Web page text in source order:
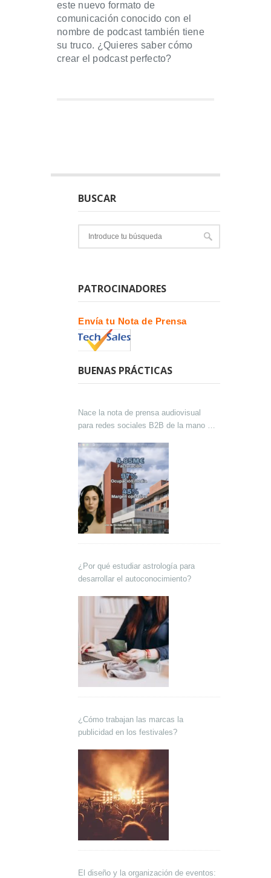
este nuevo formato de
comunicación conocido con el
nombre de podcast también tiene
su truco. ¿Quieres saber cómo
crear el podcast perfecto?
BUSCAR
PATROCINADORES
Envía tu Nota de Prensa
BUENAS PRÁCTICAS
Nace la nota de prensa audiovisual
para redes sociales B2B de la mano de
¿Por qué estudiar astrología para
desarrollar el autoconocimiento?
¿Cómo trabajan las marcas la
publicidad en los festivales?
El diseño y la organización de eventos: